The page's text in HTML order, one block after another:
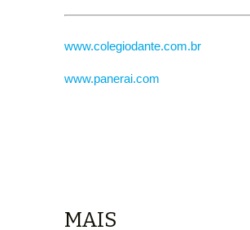
www.colegiodante.com.br
www.panerai.com
MAIS